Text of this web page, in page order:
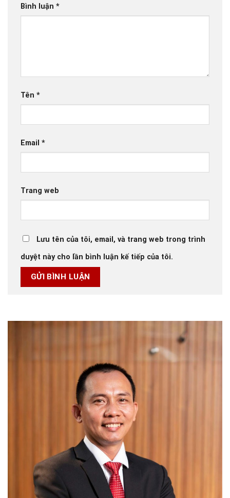
Bình luận *
Tên *
Email *
Trang web
Lưu tên của tôi, email, và trang web trong trình
duyệt này cho lần bình luận kế tiếp của tôi.